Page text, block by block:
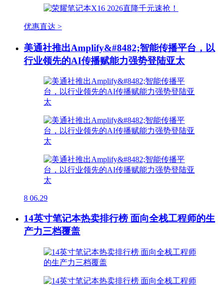
优惠直达 >
美通社推出Amplify&#8482;智能传播平台，以
行业领先的AI传播赋能力强势登陆亚太
8 06.29
14英寸笔记本热卖排行榜 面向全栈工程师的生
产力三档覆盖